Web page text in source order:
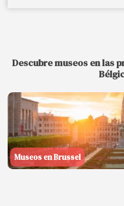
Descubre museos en las
Museos en Brussel